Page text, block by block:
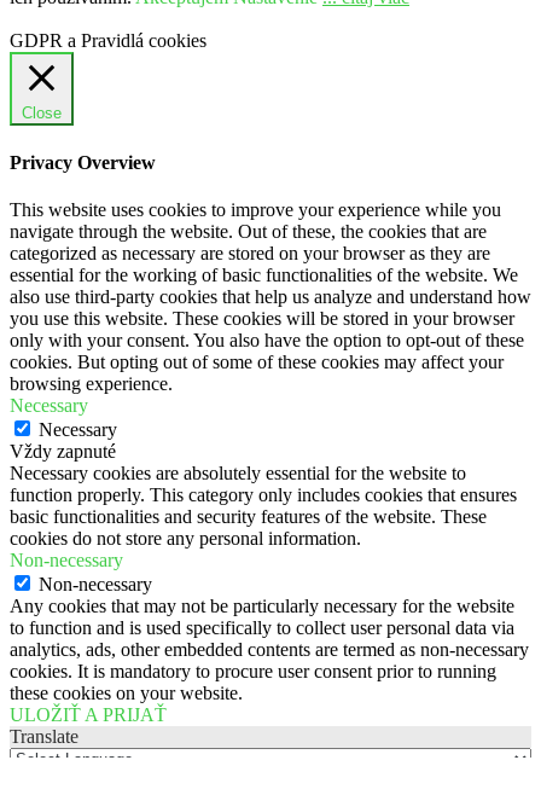
GDPR a Pravidlá cookies
Close
Privacy Overview
This website uses cookies to improve your experience while you
navigate through the website. Out of these, the cookies that are
categorized as necessary are stored on your browser as they are
essential for the working of basic functionalities of the website. We
also use third-party cookies that help us analyze and understand how
you use this website. These cookies will be stored in your browser
only with your consent. You also have the option to opt-out of these
cookies. But opting out of some of these cookies may affect your
browsing experience.
Necessary
Necessary
Vždy zapnuté
Necessary cookies are absolutely essential for the website to
function properly. This category only includes cookies that ensures
basic functionalities and security features of the website. These
cookies do not store any personal information.
Non-necessary
Non-necessary
Any cookies that may not be particularly necessary for the website
to function and is used specifically to collect user personal data via
analytics, ads, other embedded contents are termed as non-necessary
cookies. It is mandatory to procure user consent prior to running
these cookies on your website.
ULOŽIŤ A PRIJAŤ
Translate